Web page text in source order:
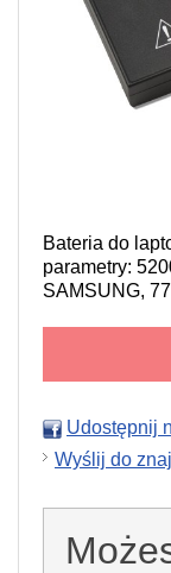
Bateria do
parametry:
SAMSUNG,
Udostępnij
Wyślij do